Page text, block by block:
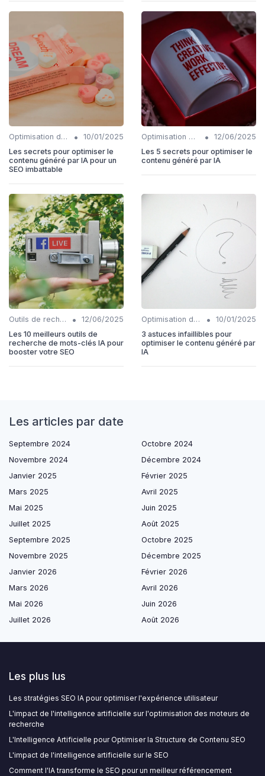
Optimisation du contenu généré par IA •
10/01/2025
Les secrets pour optimiser le
contenu généré par IA pour un
SEO imbattable
Optimisation du contenu généré par IA •
12/06/2025
Les 5 secrets pour optimiser le
contenu généré par IA
Outils de recherche de mots-clés IA •
12/06/2025
Les 10 meilleurs outils de
recherche de mots-clés IA pour
booster votre SEO
Optimisation du contenu généré par IA •
10/01/2025
3 astuces infaillibles pour
optimiser le contenu généré par
IA
Les articles par date
Septembre 2024
Octobre 2024
Novembre 2024
Décembre 2024
Janvier 2025
Février 2025
Mars 2025
Avril 2025
Mai 2025
Juin 2025
Juillet 2025
Août 2025
Septembre 2025
Octobre 2025
Novembre 2025
Décembre 2025
Janvier 2026
Février 2026
Mars 2026
Avril 2026
Mai 2026
Juin 2026
Juillet 2026
Août 2026
Les plus lus
Les stratégies SEO IA pour optimiser l'expérience utilisateur
L'impact de l'intelligence artificielle sur l'optimisation des moteurs de
recherche
L'Intelligence Artificielle pour Optimiser la Structure de Contenu SEO
L'impact de l'intelligence artificielle sur le SEO
Comment l'IA transforme le SEO pour un meilleur référencement